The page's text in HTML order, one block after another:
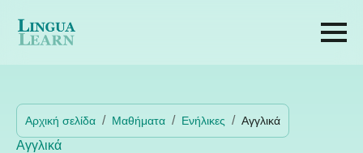
Αρχική σελίδα Μαθήματα Ενήλικες Αγγλικά
Αγγλικά